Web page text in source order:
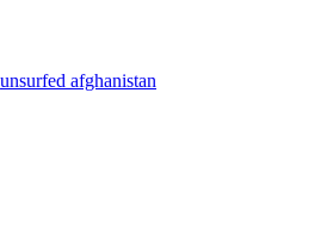
unsurfed afghanistan